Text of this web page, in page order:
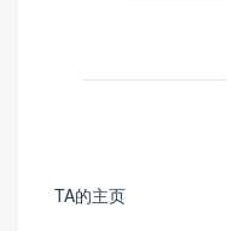
TA的主页